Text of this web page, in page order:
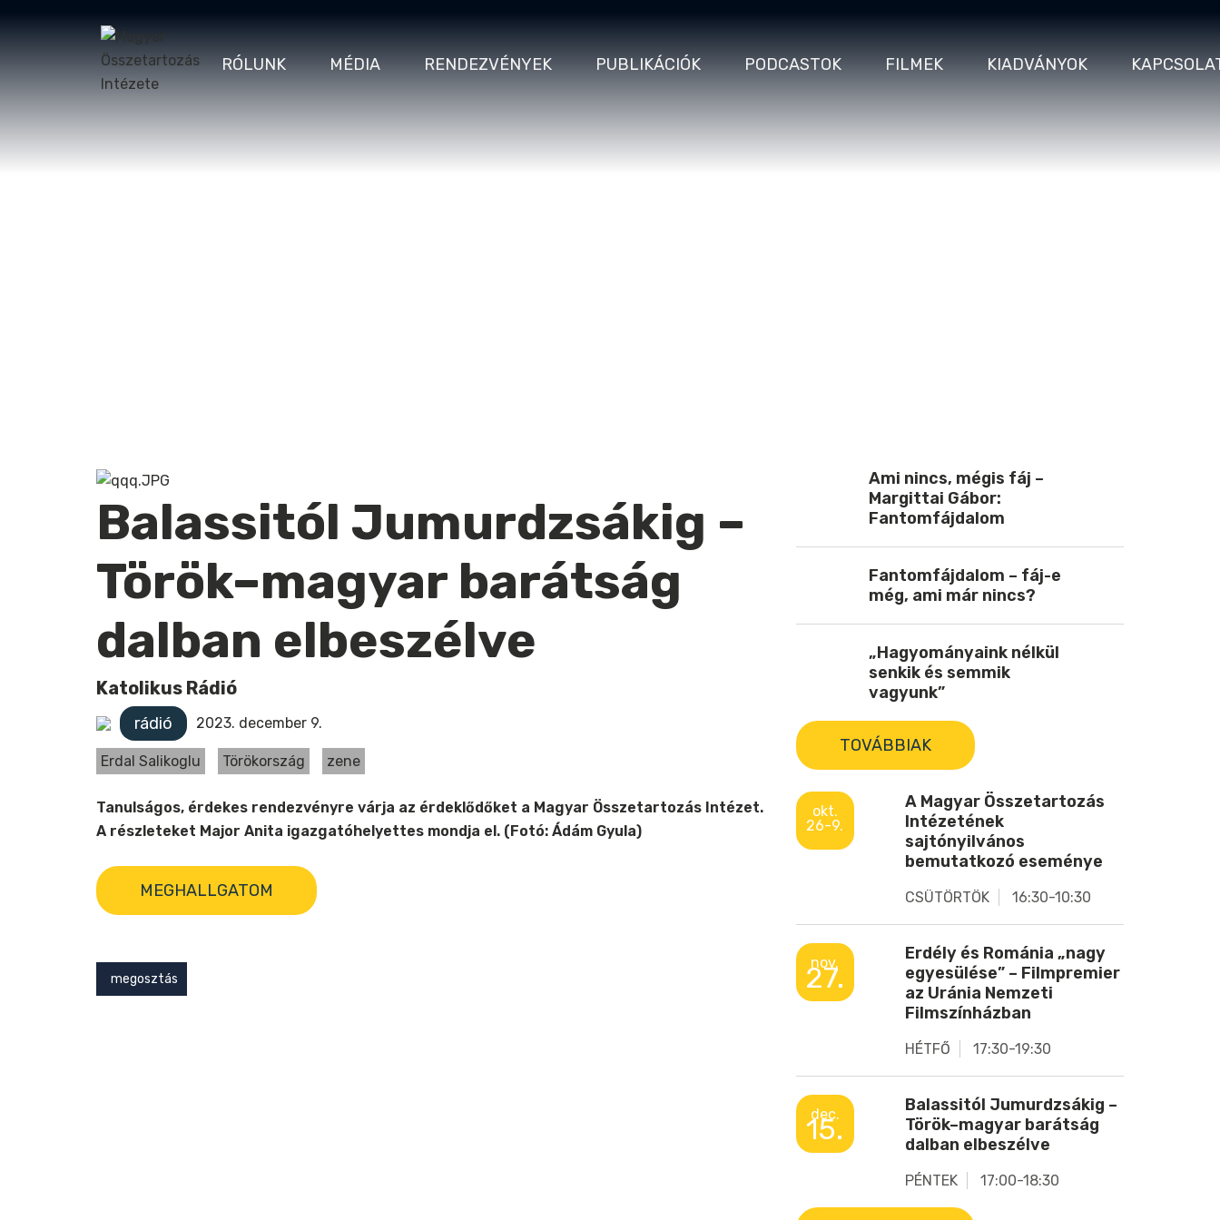
RÓLUNK MÉDIA RENDEZVÉNYEK PUBLIKÁCIÓK PODCASTOK FILMEK KIADVÁNYOK
Balassitól Jumurdzsákig –
Török–magyar barátság
dalban elbeszélve
Katolikus Rádió
rádió 2023. december 9.
Erdal Salikoglu Törökország zene
Tanulságos, érdekes rendezvényre várja az érdeklődőket a Magyar Összetartozás Intézet.
A részleteket Major Anita igazgatóhelyettes mondja el. (Fotó: Ádám Gyula)
MEGHALLGATOM
megosztás
Ami nincs, mégis fáj –
Margittai Gábor:
Fantomfájdalom
Fantomfájdalom – fáj-e
még, ami már nincs?
„Hagyományaink nélkül
senkik és semmik
vagyunk”
TOVÁBBIAK
okt.
26-9.
A Magyar Összetartozás
Intézetének
sajtónyilvános
bemutatkozó eseménye
CSÜTÖRTÖK 16:30-10:30
nov.
27.
Erdély és Románia „nagy
egyesülése” – Filmpremier
az Uránia Nemzeti
Filmszínházban
HÉTFŐ 17:30-19:30
dec.
15.
Balassitól Jumurdzsákig –
Török–magyar barátság
dalban elbeszélve
PÉNTEK 17:00-18:30